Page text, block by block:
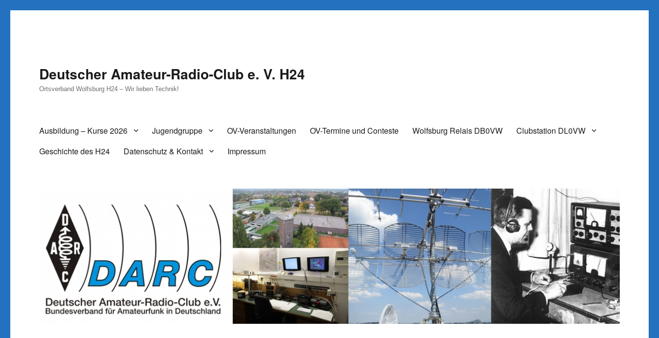
Deutscher Amateur-Radio-Club e. V. H24
Ortsverband Wolfsburg H24 – Wir lieben Technik!
Ausbildung – Kurse 2026 Jugendgruppe OV-Veranstaltungen OV-Termine und Conteste Wolfsburg Relais DB0VW
Clubstation DL0VW
Geschichte des H24
Datenschutz & Kontakt Impressum